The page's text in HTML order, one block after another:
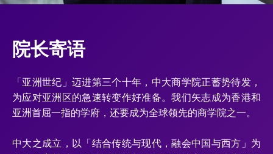
院长寄语
「亚洲世纪」迈进第三个十年，中大商学院正蓄势待发，
为应对亚洲区的急速转变作好准备。我们矢志成为香港和
亚洲首屈一指的学府，还要成为全球领先的商学院之一。
中大之成立，以「结合传统与现代，融会中国与西方」为